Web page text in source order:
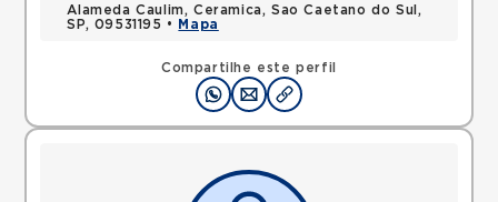
Compartilhe este perfil
Alameda Caulim, Ceramica, Sao Caetano do Sul,
SP, 09531195 •
Mapa